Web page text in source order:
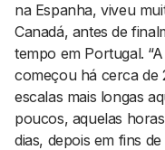
na Espanha, viveu
Canadá, antes de
tempo em Portugal.
começou há cerca de
escalas mais longas
poucos, aquelas
dias, depois em fins